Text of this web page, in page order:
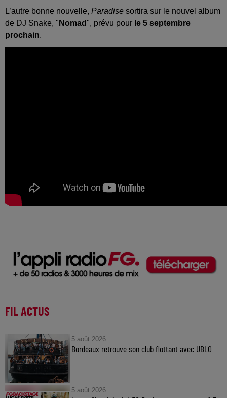
L’autre bonne nouvelle, Paradise sortira sur le nouvel album
de DJ Snake, " Nomad", prévu pour le 5 septembre
prochain.
FIL ACTUS
5 août 2026
Bordeaux retrouve son club flottant avec UBLO
5 août 2026